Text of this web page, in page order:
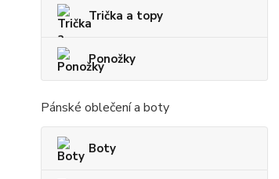
Trička a topy
Ponožky
Pánské oblečení a boty
Boty